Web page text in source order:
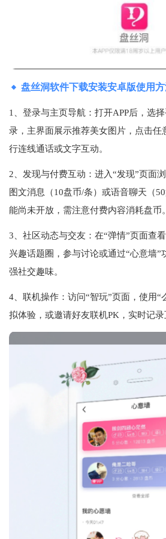
盘丝洞软件下载安装安卓版使用
1、登录与主页导航‌：打开APP后，选
录，主界面展示推荐美女图片，点击任
行连线通话或文字互动。
2、发现与付费互动‌：进入“发现”页面
图文消息（10盘币/条）或语音聊天（
能尚未开放，需注意付费内容消耗盘币。
3、社区动态与交友‌：在“弹情”页面查
兴趣话题圈，参与讨论或通过“心意墙”
强社交趣味。
4、联机操作‌：访问“智玩”页面，使用“
拟体验，或邀请好友联机PK，实时记录